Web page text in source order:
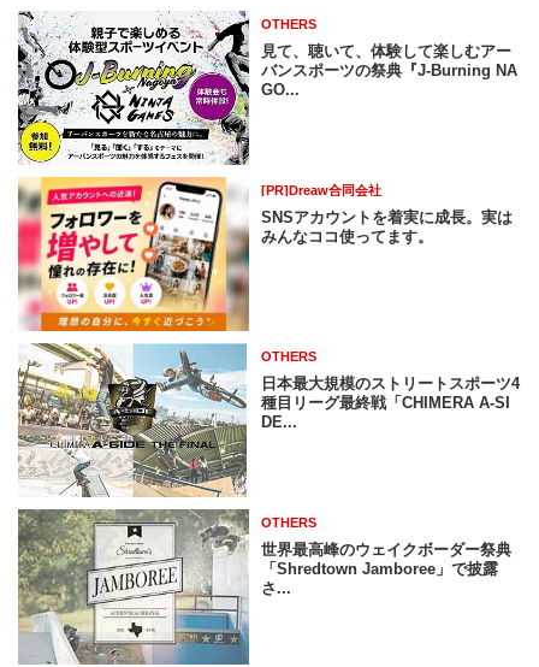
OTHERS
見て、聴いて、体験して楽しむアー
バンスポーツの祭典『J-Burning NA
GO...
[PR]Dreaw合同会社
SNSアカウントを着実に成長。実は
みんなココ使ってます。
OTHERS
日本最大規模のストリートスポーツ4
種目リーグ最終戦「CHIMERA A-SI
DE...
OTHERS
世界最高峰のウェイクボーダー祭典
「Shredtown Jamboree」で披露
さ...